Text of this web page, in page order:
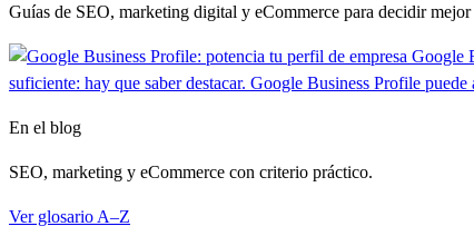
Guías de SEO, marketing digital y eCommerce para decidir mejor
Google
suficiente: hay que saber destacar. Google Business Profile
En el blog
SEO, marketing y eCommerce con criterio práctico.
Ver glosario A–Z